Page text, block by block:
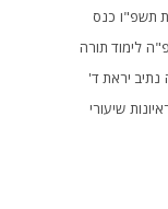
תשפ"ו כנס
לימוד תורה
נתיב יראת ד'
שיעורי